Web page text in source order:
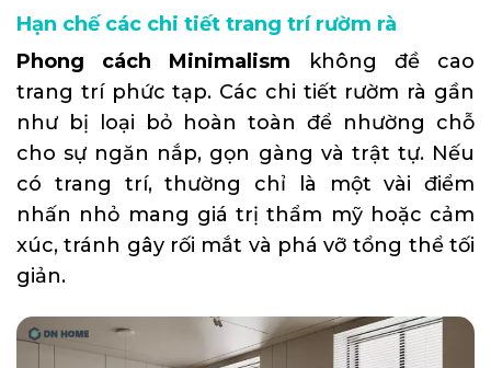
Hạn chế các chi tiết trang trí rườm rà
Phong cách Minimalism không đề cao
trang trí phức tạp. Các chi tiết rườm rà gần
như bị loại bỏ hoàn toàn để nhường chỗ
cho sự ngăn nắp, gọn gàng và trật tự. Nếu
có trang trí, thường chỉ là một vài điểm
nhấn nhỏ mang giá trị thẩm mỹ hoặc cảm
xúc, tránh gây rối mắt và phá vỡ tổng thể tối
giản.